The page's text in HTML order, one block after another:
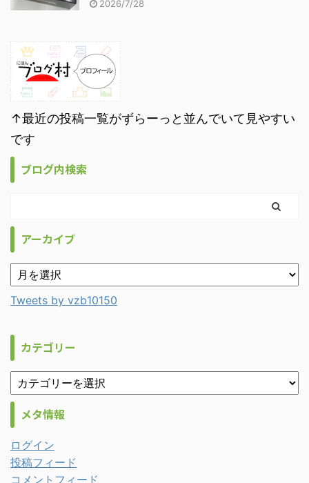
2026/7/28
↑最近の投稿一覧がずらーっと並んでいて見やすい
です
ブログ内検索
アーカイブ
Tweets by vzb10150
カテゴリー
メタ情報
ログイン
投稿フィード
コメントフィード